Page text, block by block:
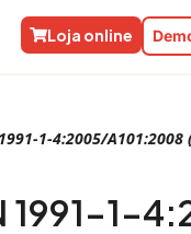
Loja online
1-4:2005/A101:2008
1991-1-